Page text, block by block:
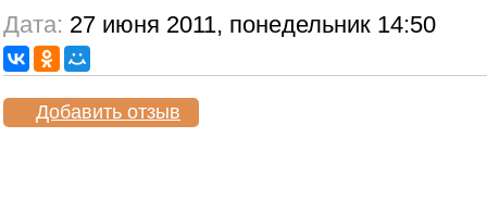
Дата: 27 июня 2011, понедельник 14:50
Добавить отзыв